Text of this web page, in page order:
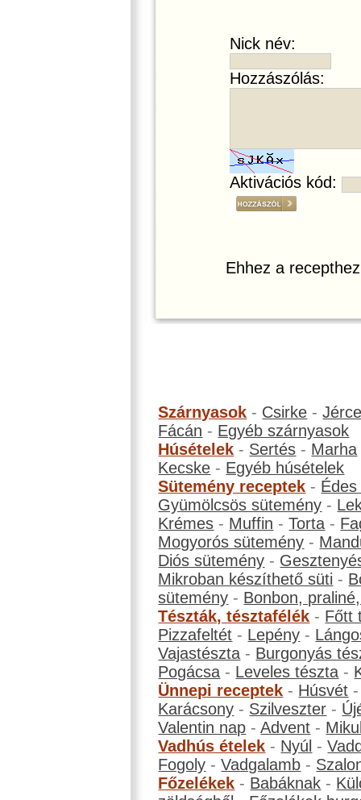
Nick név:
Hozzászólás:
Aktivációs kód:
Ehhez a
Szárnyasok - Csirke -
Fácán - Egyéb szárnyasok
Húsételek - Sertés - Marha
Kecske - Egyéb húsételek
Sütemény receptek -
Gyümölcsös sütemény -
Krémes - Muffin -Torta -
Mogyorós sütemény -
Diós sütemény -
Mikroban készíthető süti -
sütemény - Bonbon,
Tészták, tésztafélék - Főtt
Pizzafeltét - Lepény -
Vajastészta - Burgonyás
Pogácsa - Leveles tészta -
Ünnepi receptek - Húsvét
Karácsony - Szilveszter -
Valentin nap -Advent -
Vadhús ételek - Nyúl -
Fogoly -Vadgalamb -
Főzelékek - Babáknak -